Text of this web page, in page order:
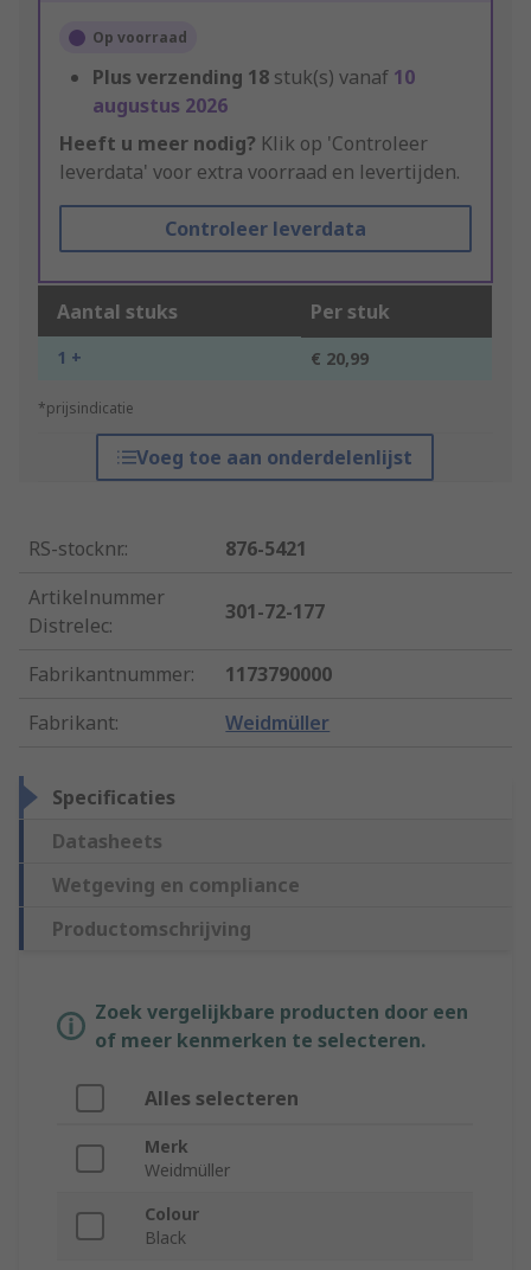
Op voorraad
Plus verzending 18 stuk(s) vanaf 10
augustus 2026
Heeft u meer nodig? Klik op 'Controleer
leverdata' voor extra voorraad en levertijden.
Controleer leverdata
Aantal stuks Per stuk
1 + € 20,99
*prijsindicatie
Voeg toe aan onderdelenlijst
RS-stocknr.:
876-5421
Artikelnummer
Distrelec:
301-72-177
Fabrikantnummer:
1173790000
Fabrikant: Weidmüller
Specificaties
Datasheets
Wetgeving en compliance
Productomschrijving
Zoek vergelijkbare producten door een
of meer kenmerken te selecteren.
Alles selecteren
Merk
Weidmüller
Colour
Black